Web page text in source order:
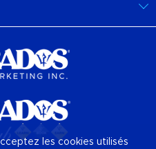
les cookies utilisés